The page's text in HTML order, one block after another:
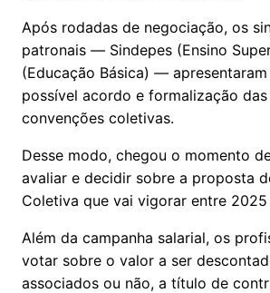
Após rodadas de negociação, os
patronais — Sindepes (Ensino
(Educação Básica) —
possível acordo e formalização
convenções coletivas.
Desse modo, chegou o momento
avaliar e decidir sobre a proposta
Coletiva que vai vigorar entre
Além da campanha salarial, os
votar sobre o valor a ser
associados ou não, a título de